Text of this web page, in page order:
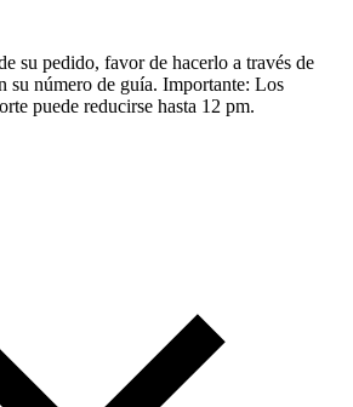
su pedido, favor de hacerlo a través de
su número de guía. Importante: Los
puede reducirse hasta 12 pm.